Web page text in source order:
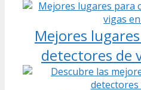
Mejores
detectores de